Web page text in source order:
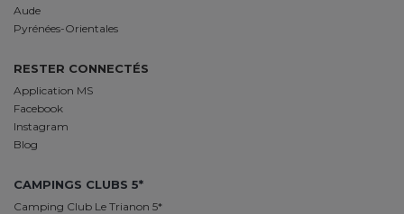
Aude
Pyrénées-Orientales
RESTER CONNECTÉS
Application MS
Facebook
Instagram
Blog
CAMPINGS CLUBS 5*
Camping Club Le Trianon 5*